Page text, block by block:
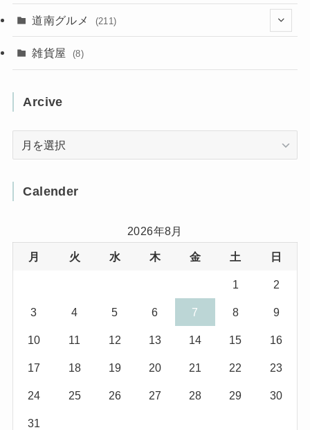
(31)
(16)(2)
(1) (2)
(2)
(11)
(13)
(10)
道南グルメ (211)
(3)
(10)
雑貨屋 (8)
Arcive
Arcive
Calender
2026年8月
月 火 水 木 金 土 日
1 2
3 4 5 6 7 8 9
10 11 12 13 14 15 16
17 18 19 20 21 22 23
24 25 26 27 28 29 30
31